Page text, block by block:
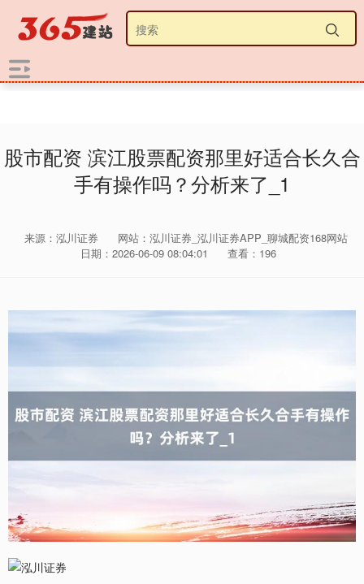
股市配资 滨江股票配资那里好适合长久合
手有操作吗？分析来了_1
来源：泓川证券
网站：泓川证券_泓川证券APP_聊城配资168网站
日期：2026-06-09 08:04:01
查看：196